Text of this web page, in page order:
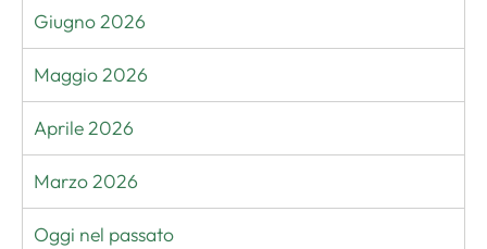
Giugno 2026
Maggio 2026
Aprile 2026
Marzo 2026
Oggi nel passato